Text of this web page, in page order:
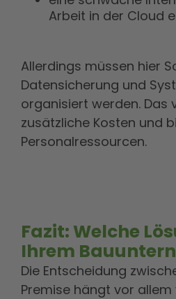
Arbeit in der Cloud
Allerdings müssen hier
Datensicherung und
organisiert werden. Das
zusätzliche Kosten und
Personalressourcen.
Fazit: Welche
Ihrem
Die Entscheidung
Premise hängt vor allem